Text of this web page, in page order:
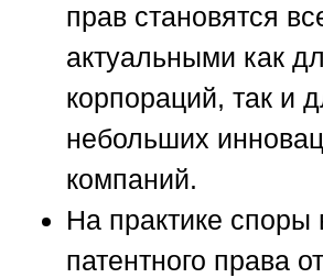
прав становятся
актуальными как
корпораций, так и
небольших
компаний.
На практике
патентного права